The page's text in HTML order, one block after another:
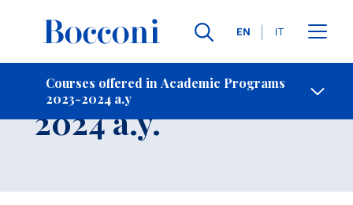
Languages
EN IT
Courses offered in Academic Programs
2023-2024 a.y
Contact Us
Course 2023-
2024 a.y.